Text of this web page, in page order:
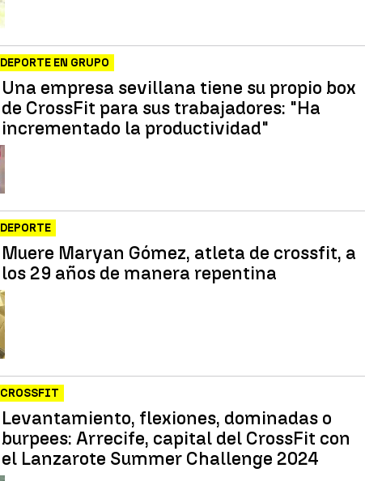
DEPORTE EN GRUPO
Una empresa sevillana tiene su propio box
de CrossFit para sus trabajadores: "Ha
incrementado la productividad"
DEPORTE
Muere Maryan Gómez, atleta de crossfit, a
los 29 años de manera repentina
CROSSFIT
Levantamiento, flexiones, dominadas o
burpees: Arrecife, capital del CrossFit con
el Lanzarote Summer Challenge 2024